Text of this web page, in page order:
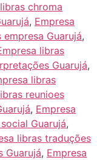
chroma
, Empresa
empresa Guarujá,
libras
Guarujá,
libras
reunioes
, Empresa
Guarujá,
libras traduções
Guarujá, Empresa